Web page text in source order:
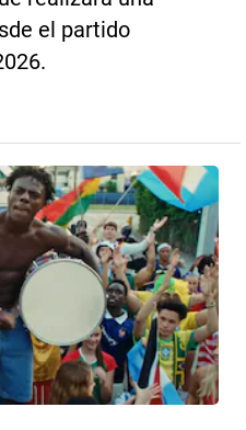
el partido